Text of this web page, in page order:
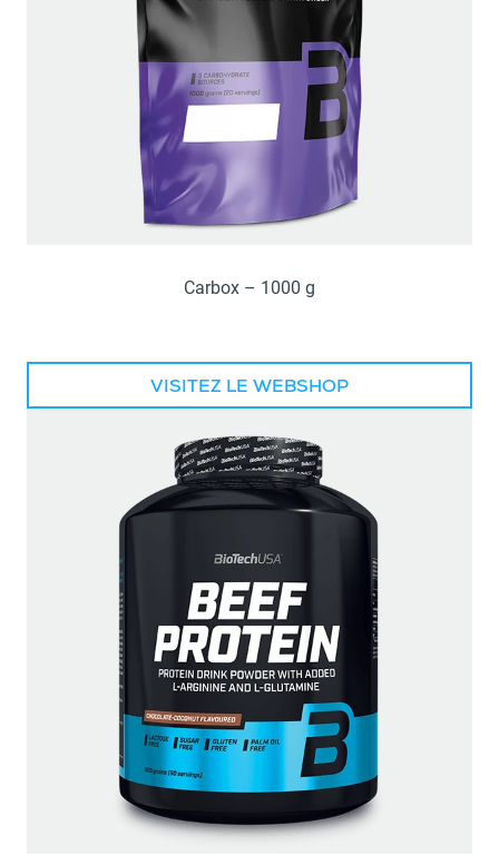
Carbox – 1000 g
VISITEZ LE WEBSHOP